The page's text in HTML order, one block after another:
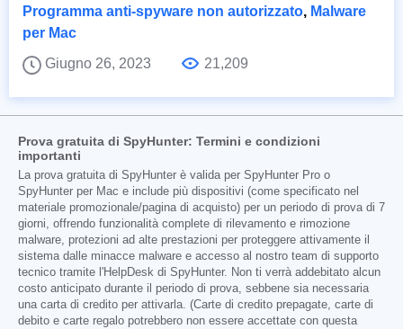
Programma anti-spyware non autorizzato, Malware
per Mac
Giugno 26, 2023
21,209
Prova gratuita di SpyHunter: Termini e condizioni
importanti
La prova gratuita di SpyHunter è valida per SpyHunter Pro o
SpyHunter per Mac e include più dispositivi (come specificato nel
materiale promozionale/pagina di acquisto) per un periodo di prova di 7
giorni, offrendo funzionalità complete di rilevamento e rimozione
malware, protezioni ad alte prestazioni per proteggere attivamente il
sistema dalle minacce malware e accesso al nostro team di supporto
tecnico tramite l'HelpDesk di SpyHunter. Non ti verrà addebitato alcun
costo anticipato durante il periodo di prova, sebbene sia necessaria
una carta di credito per attivarla. (Carte di credito prepagate, carte di
debito e carte regalo potrebbero non essere accettate con questa